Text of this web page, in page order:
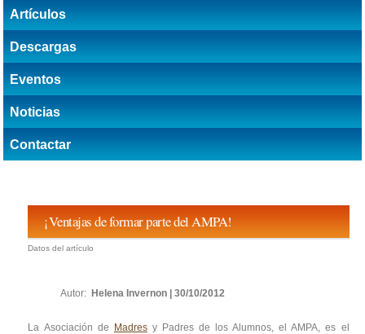
Artículos
Descargas
Eventos
Noticias
Contactar
¡Ventajas de formar parte del AMPA!
Datos del artículo
Autor: Helena Invernon | 30/10/2012
La Asociación de Madresy Padres de los Alumnos, el AMPA, es el